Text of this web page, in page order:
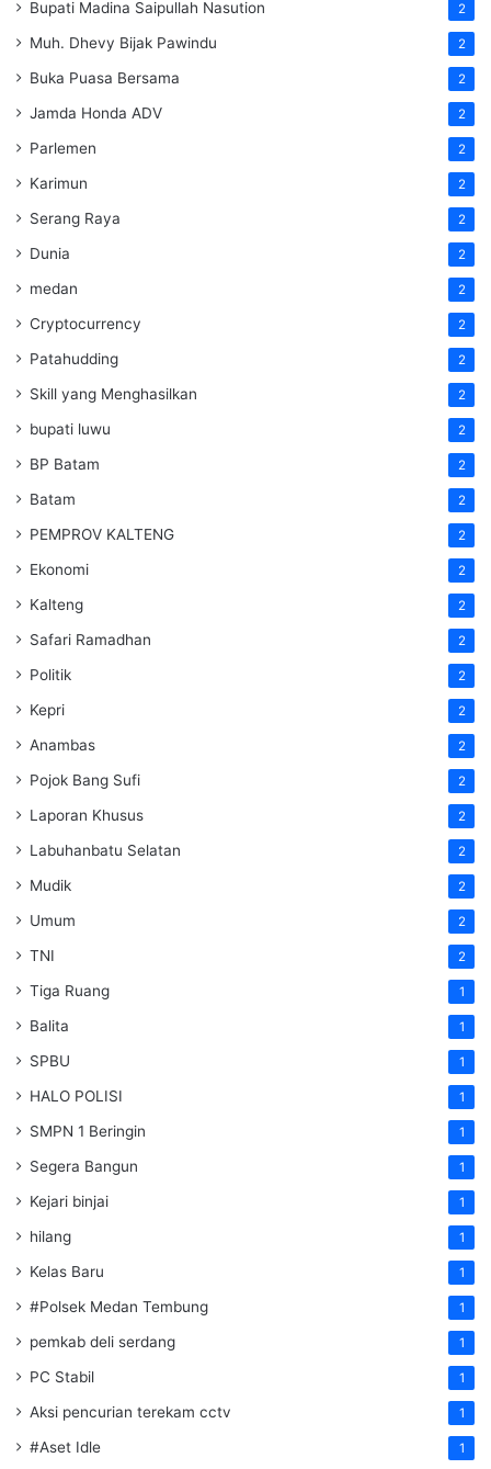
Bupati Madina Saipullah Nasution 2
Muh. Dhevy Bijak Pawindu 2
Buka Puasa Bersama 2
Jamda Honda ADV 2
Parlemen 2
Karimun 2
Serang Raya 2
Dunia 2
medan 2
Cryptocurrency 2
Patahudding 2
Skill yang Menghasilkan 2
bupati luwu 2
BP Batam 2
Batam 2
PEMPROV KALTENG 2
Ekonomi 2
Kalteng 2
Safari Ramadhan 2
Politik 2
Kepri 2
Anambas 2
Pojok Bang Sufi 2
Laporan Khusus 2
Labuhanbatu Selatan 2
Mudik 2
Umum 2
TNI 2
Tiga Ruang 1
Balita 1
SPBU 1
HALO POLISI 1
SMPN 1 Beringin 1
Segera Bangun 1
Kejari binjai 1
hilang 1
Kelas Baru 1
#Polsek Medan Tembung 1
pemkab deli serdang 1
PC Stabil 1
Aksi pencurian terekam cctv 1
#Aset Idle 1